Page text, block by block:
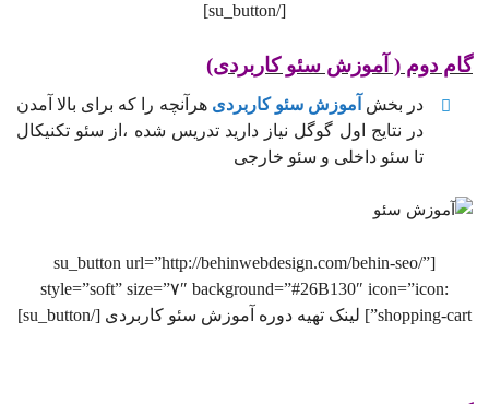
[/su_button]
گام دوم ( آموزش سئو کاربردی)
در بخش آموزش سئو کاربردی هرآنچه را که برای بالا آمدن
در نتایج اول گوگل نیاز دارید تدریس شده ،از سئو تکنیکال
تا سئو داخلی و سئو خارجی
[su_button url=”http://behinwebdesign.com/behin-seo/”
style=”soft” size=”۷″ background=”#26B130″ icon=”icon:
shopping-cart”] لینک تهیه دوره آموزش سئو کاربردی [/su_button]